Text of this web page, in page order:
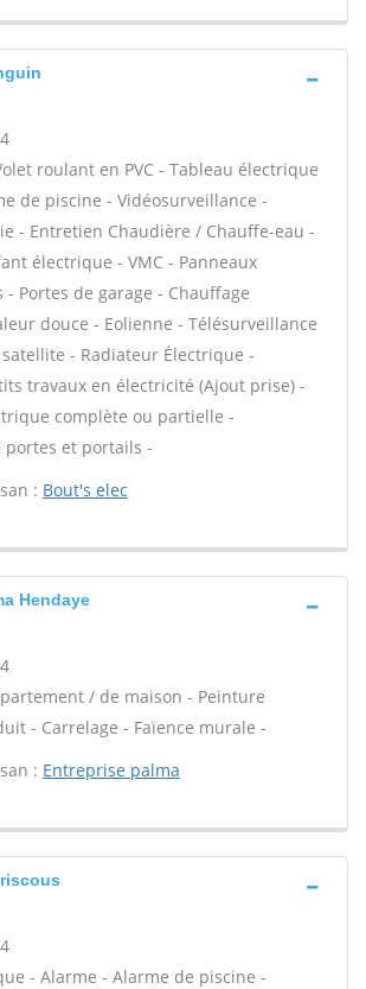
roulant en PVC - Tableau électrique
de piscine - Vidéosurveillance -
- Entretien Chaudière / Chauffe-eau -
électrique - VMC - Panneaux
Portes de garage - Chauffage
douce - Eolienne - Télésurveillance
- Radiateur Électrique -
travaux en électricité (Ajout prise) -
complète ou partielle -
et portails -
: Bout's elec
Hendaye
/ de maison - Peinture
- Carrelage - Faïence murale -
: Entreprise palma
- Alarme - Alarme de piscine -